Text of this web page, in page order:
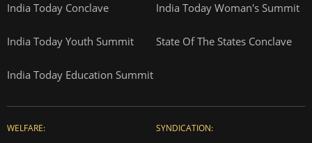
India Today Conclave India Today Woman's Summit
India Today Youth Summit State Of The States Conclave
India Today Education Summit
WELFARE: SYNDICATION: